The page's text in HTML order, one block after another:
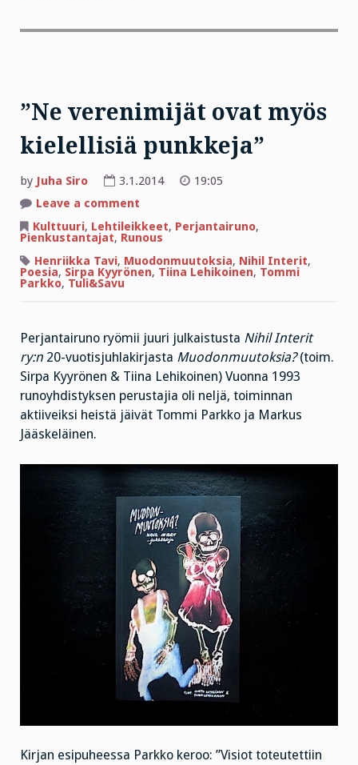
”Ne verenimijät ovat myös
kielellisiä punkkeja”
by Juha Siro 3.1.2014
19:05
Leave a comment
verenimijät
ovat
kielellisiä
punkkeja”
Kulttuuri, Lehtileikkeet, Perjantairuno,
Pienkustantajat, Runous
Henriikka Tavi, Muodonmuutoksia, Nihil Interit,
Poesia, Sirpa Kyyrönen, Tiina Lehikoinen, Tommi
Parkko, Tuli&Savu
Perjantairuno ryömii juuri julkaistusta Nihil Interit
ry:n 20-vuotisjuhlakirjasta Muodonmuutoksia?(toim.
Sirpa Kyyrönen & Tiina Lehikoinen) Vuonna 1993
runoyhdistyksen perustajia oli neljä, toiminnan
aktiiveiksi heistä jäivät Tommi Parkko ja Markus
Jääskeläinen.
Kirjan esipuheessa Parkko keroo: ”Visiot toteutettiin